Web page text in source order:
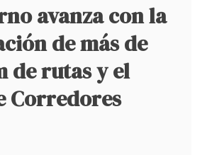
avanza con la
de más de
de rutas y el
Corredores